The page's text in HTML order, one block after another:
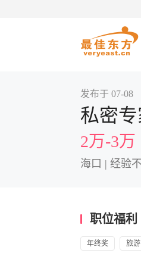
发布于 07-08
私密
2万-3万
海口 | 经验
职位福利
年终奖 旅游